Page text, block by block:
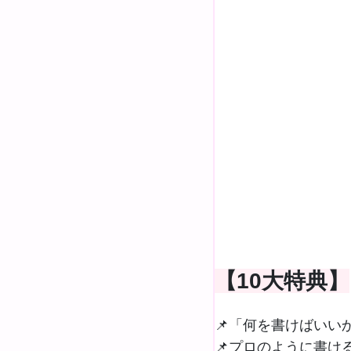
【10大特典】
📌「何を書けばいい
📌プロのように書け